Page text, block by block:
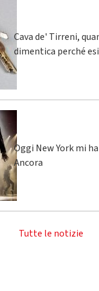
Cava de' Tirreni,
dimentica perché
Oggi New York mi
Ancora
Tutte le notizie